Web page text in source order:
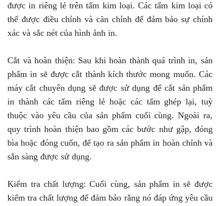
được in riêng lẻ trên tấm kim loại. Các tấm kim loại có
thể được điều chỉnh và căn chỉnh để đảm bảo sự chính
xác và sắc nét của hình ảnh in.
Cắt và hoàn thiện: Sau khi hoàn thành quá trình in, sản
phẩm in sẽ được cắt thành kích thước mong muốn. Các
máy cắt chuyên dụng sẽ được sử dụng để cắt sản phẩm
in thành các tấm riêng lẻ hoặc các tấm ghép lại, tuỳ
thuộc vào yêu cầu của sản phẩm cuối cùng. Ngoài ra,
quy trình hoàn thiện bao gồm các bước như gập, đóng
bìa hoặc đóng cuốn, để tạo ra sản phẩm in hoàn chỉnh và
sẵn sàng được sử dụng.
Kiểm tra chất lượng: Cuối cùng, sản phẩm in sẽ được
kiểm tra chất lượng để đảm bảo rằng nó đáp ứng yêu cầu